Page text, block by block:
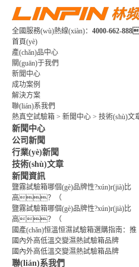
全國服務(wù)熱線(xiàn)：4000-662-
首頁(yè)
產(chǎn)品中心
關(guān)于我們
新聞中心
成功案例
解決方案
聯(lián)系我們
熱真空試驗箱 >新聞中心 >技術(shù)文
新聞中心
公司新聞
行業(yè)新聞
技術(shù)文章
新聞資訊
鹽霧試驗箱哪個(gè)品牌性?xún)r(jià)比
高？（
鹽霧試驗箱哪個(gè)品牌性?xún)r(jià)比
高？（
國產(chǎn)恒溫恒濕試驗箱選購指南：推
國內外高低溫交變濕熱試驗箱品牌
國內外高低溫交變濕熱試驗箱品牌
聯(lián)系我們